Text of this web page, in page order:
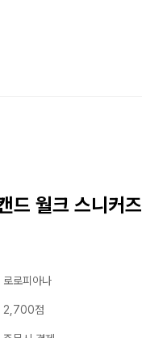
드 월크 스니커즈
로로피아나
2,700점